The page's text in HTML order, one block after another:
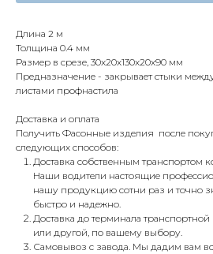
Длина 2 м
Толщина 0.4 мм
Размер в срезе, 30x20x130x20x90 мм
Предназначение - закрывает стыки
листами профнастила
Доставка и оплата
Получить Фасонные изделия после
следующих способов:
Доставка собственным
Наши водители настоящие
нашу продукцию сотни раз и точно
быстро и надежно.
Доставка до терминала
или другой, по вашему выбору.
Самовывоз с завода. Мы дадим вам